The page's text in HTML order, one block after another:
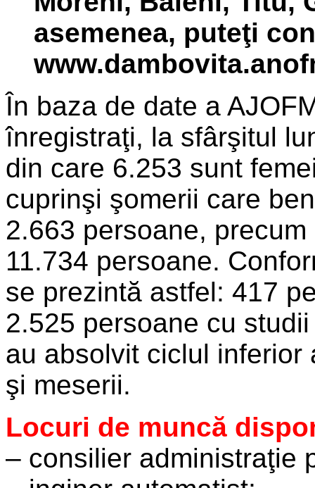
asemenea, puteţi
În baza de date a
înregistraţi, la sfârşitul
din care 6.253 sunt
cuprinşi şomerii care
2.663 persoane,
11.734 persoane.
se prezintă astfel: 417
2.525 persoane cu
au absolvit ciclul
şi meserii.
Locuri de muncă
– consilier administraţie